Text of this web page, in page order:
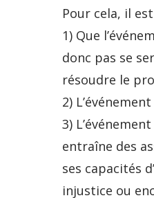
Pour cela, il
1) Que
donc pas se
résoudre le
2)
3)
entraîne des
ses capacités
injustice ou